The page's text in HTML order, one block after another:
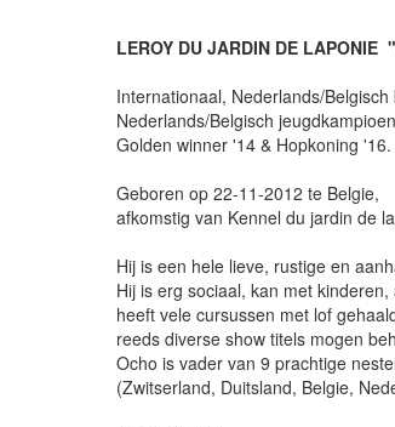
LEROY DU JARDIN DE LAPONIE
Internationaal, Nederlands/Belgisch
Nederlands/Belgisch jeugdkampioen
Golden winner '14 & Hopkoning '16.
Geboren op 22-11-2012 te Belgie,
afkomstig van Kennel du jardin de
Hij is een hele lieve, rustige en
Hij is erg sociaal, kan met
heeft vele cursussen met lof
reeds diverse show titels mogen
Ocho is vader van 9 prachtige
(Zwitserland, Duitsland, Belgie,